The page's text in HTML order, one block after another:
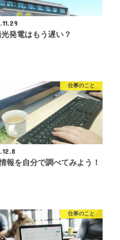
発電はもう遅い？
仕事のこと
報を自分で調べてみよう！
仕事のこと